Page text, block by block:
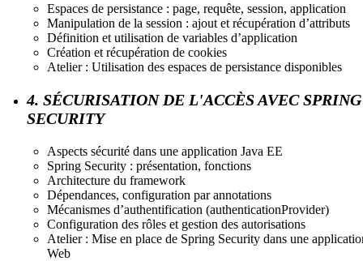
Espaces de persistance : page, requête, session, application
Manipulation de la session : ajout et récupération d’attributs
Définition et utilisation de variables d’application
Création et récupération de cookies
Atelier : Utilisation des espaces de persistance disponibles
4. SÉCURISATION DE L'ACCÈS AVEC SPRING
SECURITY
Aspects sécurité dans une application Java EE
Spring Security : présentation, fonctions
Architecture du framework
Dépendances, configuration par annotations
Mécanismes d’authentification (authenticationProvider)
Configuration des rôles et gestion des autorisations
Atelier : Mise en place de Spring Security dans une
Web